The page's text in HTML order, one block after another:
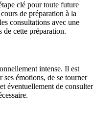
clé pour toute future
de préparation à la
consultations avec une
de cette préparation.
intense. Il est
émotions, de se tourner
éventuellement de consulter